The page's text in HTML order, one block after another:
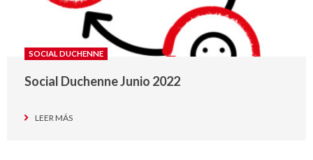
SOCIAL DUCHENNE
Social Duchenne Junio 2022
LEER MÁS